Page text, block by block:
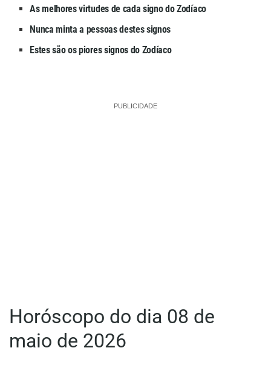
As melhores virtudes de cada signo do Zodíaco
Nunca minta a pessoas destes signos
Estes são os piores signos do Zodíaco
PUBLICIDADE
Horóscopo do dia 08 de
maio de 2026